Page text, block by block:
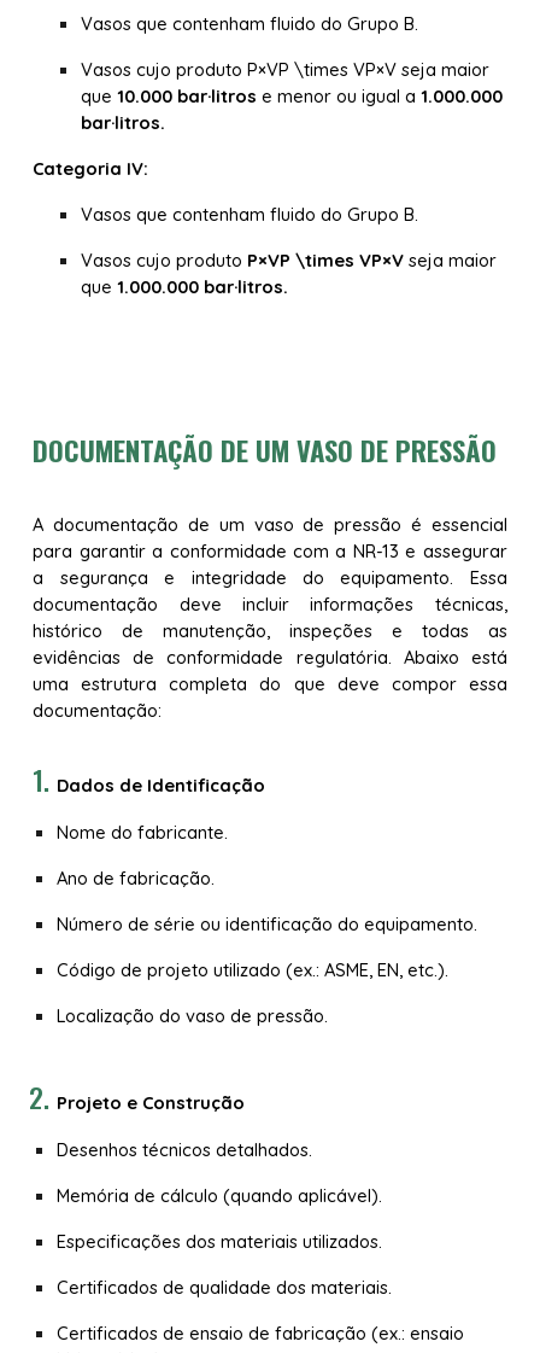
Vasos que contenham fluido doGrupo B
Vasos cujo produto P×VP \times VP×V seja maior
que10.000 bar·litros e menor ou igual a1.000.000
bar·litros.
Categoria IV:
Vasos que contenham fluido doGrupo B
Vasos cujo produto P×VP \times VP×V seja maior
que 1.000.000 bar·litros.
DOCUMENTAÇÃO DE UM VASO DE PRESSÃO
A documentação de um vaso de pressão é essencial
para garantir a conformidade com a NR-13 e assegurar
a segurança e integridade do equipamento. Essa
documentação deve incluir informações técnicas,
histórico de manutenção, inspeções e todas as
evidências de conformidade regulatória. Abaixo está
uma estrutura completa do que deve compor essa
documentação:
Dados de Identificação
Nome do fabricante.
Ano de fabricação.
Número de série ou identificação do equipamento.
Código de projeto utilizado (ex.: ASME, EN, etc.).
Localização do vaso de pressão.
Projeto e Construção
Desenhos técnicos detalhados.
Memória de cálculo (quando aplicável).
Especificações dos materiais utilizados.
Certificados de qualidade dos materiais.
Certificados de ensaio de fabricação (ex.: ensaio